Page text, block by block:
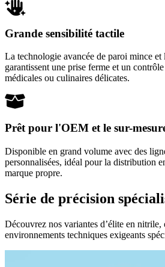
Grande sensibilité tactile
La technologie avancée de paroi mince et
garantissent une prise ferme et un
médicales ou culinaires délicates.
Prêt pour l'OEM et le sur-
Disponible en grand volume avec des
personnalisées, idéal pour la distribution
marque propre.
Série de précision
Découvrez nos variantes d’élite en nitrile,
environnements techniques exigeants